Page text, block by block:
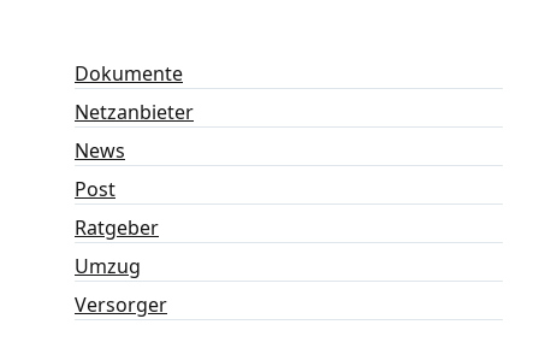
Dokumente
Netzanbieter
News
Post
Ratgeber
Umzug
Versorger